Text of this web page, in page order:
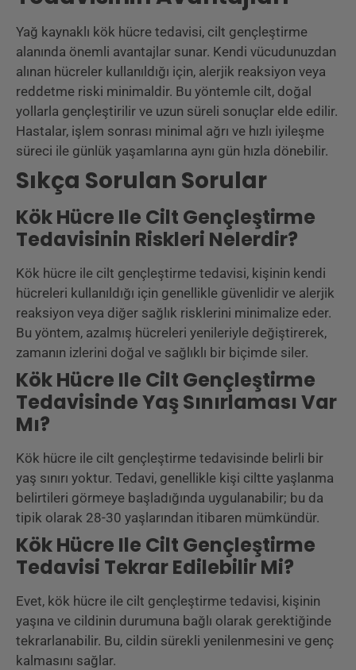
Yağ kaynaklı kök hücre tedavisi, cilt gençleştirme
alanında önemli avantajlar sunar. Kendi vücudunuzdan
alınan hücreler kullanıldığı için, alerjik reaksiyon veya
reddetme riski minimaldir. Bu yöntemle cilt, doğal
yollarla gençleştirilir ve uzun süreli sonuçlar elde edilir.
Hastalar, işlem sonrası minimal ağrı ve hızlı iyileşme
süreci ile günlük yaşamlarına aynı gün hızla dönebilir.
Sıkça Sorulan Sorular
Kök Hücre Ile Cilt Gençleştirme
Tedavisinin Riskleri Nelerdir?
Kök hücre ile cilt gençleştirme tedavisi, kişinin kendi
hücreleri kullanıldığı için genellikle güvenlidir ve alerjik
reaksiyon veya diğer sağlık risklerini minimalize eder.
Bu yöntem, azalmış hücreleri yenileriyle değiştirerek,
zamanın izlerini doğal ve sağlıklı bir biçimde siler.
Kök Hücre Ile Cilt Gençleştirme
Tedavisinde Yaş Sınırlaması Var
Mı?
Kök hücre ile cilt gençleştirme tedavisinde belirli bir
yaş sınırı yoktur. Tedavi, genellikle kişi ciltte yaşlanma
belirtileri görmeye başladığında uygulanabilir; bu da
tipik olarak 28-30 yaşlarından itibaren mümkündür.
Kök Hücre Ile Cilt Gençleştirme
Tedavisi Tekrar Edilebilir Mi?
Evet, kök hücre ile cilt gençleştirme tedavisi, kişinin
yaşına ve cildinin durumuna bağlı olarak gerektiğinde
tekrarlanabilir. Bu, cildin sürekli yenilenmesini ve genç
kalmasını sağlar.